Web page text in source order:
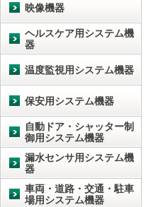
映像機器
ヘルスケア用システム機
器
温度監視用システム機器
保安用システム機器
自動ドア・シャッター制
御用システム機器
漏水センサ用システム機
器
車両・道路・交通・駐車
場用システム機器